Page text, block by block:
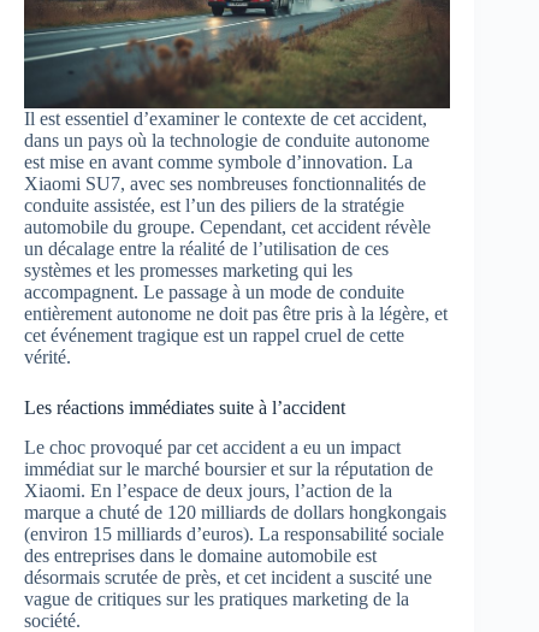
Il est essentiel d’examiner le contexte de cet accident,
dans un pays où la technologie de conduite autonome
est mise en avant comme symbole d’innovation. La
Xiaomi SU7, avec ses nombreuses fonctionnalités de
conduite assistée, est l’un des piliers de la stratégie
automobile du groupe. Cependant, cet accident révèle
un décalage entre la réalité de l’utilisation de ces
systèmes et les promesses marketing qui les
accompagnent. Le passage à un mode de conduite
entièrement autonome ne doit pas être pris à la légère, et
cet événement tragique est un rappel cruel de cette
vérité.
Les réactions immédiates suite à l’accident
Le choc provoqué par cet accident a eu un impact
immédiat sur le marché boursier et sur la réputation de
Xiaomi. En l’espace de deux jours, l’action de la
marque a chuté de 120 milliards de dollars hongkongais
(environ 15 milliards d’euros). La responsabilité sociale
des entreprises dans le domaine automobile est
désormais scrutée de près, et cet incident a suscité une
vague de critiques sur les pratiques marketing de la
société.